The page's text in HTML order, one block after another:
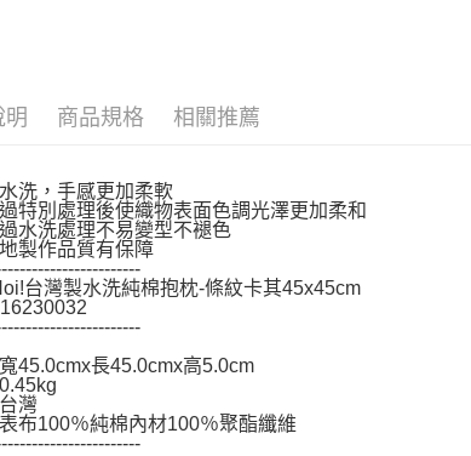
明 商品規格 相關推薦
洗，手感更加柔軟
特別處理後使織物表面色調光澤更加柔和
水洗處理不易變型不褪色
製作品質有保障
台灣製水洗純棉抱枕-條紋卡其45x45cm
45.0cmx長45.0cmx高5.0cm
灣
布100％純棉內材100％聚酯纖維